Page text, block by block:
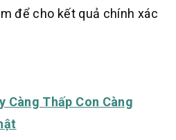
để cho kết quả chính xác
Càng Thấp Con Càng